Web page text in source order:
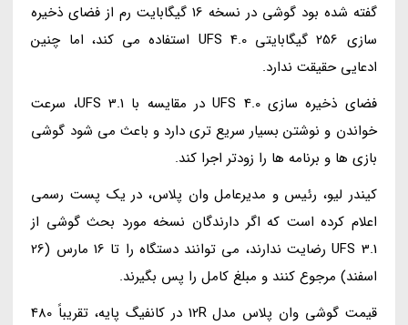
گفته شده بود گوشی در نسخه 16 گیگابایت رم از فضای ذخیره
سازی 256 گیگابایتی UFS 4.0 استفاده می کند، اما چنین
ادعایی حقیقت ندارد.
فضای ذخیره سازی UFS 4.0 در مقایسه با UFS 3.1، سرعت
خواندن و نوشتن بسیار سریع تری دارد و باعث می شود گوشی
بازی ها و برنامه ها را زودتر اجرا کند.
کیندر لیو، رئیس و مدیرعامل وان پلاس، در یک پست رسمی
اعلام کرده است که اگر دارندگان نسخه مورد بحث گوشی از
UFS 3.1 رضایت ندارند، می توانند دستگاه را تا 16 مارس (26
اسفند) مرجوع کنند و مبلغ کامل را پس بگیرند.
قیمت گوشی وان پلاس مدل 12R در کانفیگ پایه، تقریباً 480